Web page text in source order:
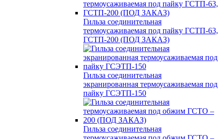
Гильза соединительная
термоусаживаемая под пайку ГСТП-63,
ГСТП-200 (ПОД ЗАКАЗ)
Гильза соединительная
экранированная термоусаживаемая под
пайку ГСЭТП-150
Гильза соединительная